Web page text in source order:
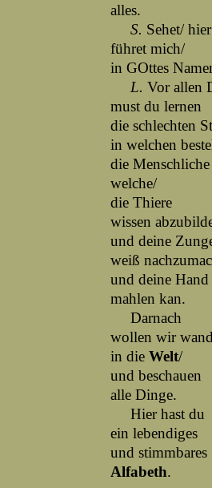
alles.
S. Sehet/
führet mich/
in GOttes
L. Vor allen
must du lernen
die schlechten
in welchen
die Menschliche
welche/
die Thiere
wissen
und deine
weiß
und deine Hand
mahlen kan.
Darnach
wollen wir
in die Welt/
und beschauen
alle Dinge.
Hier hast du
ein lebendiges
und stimmbares
Alfabeth.